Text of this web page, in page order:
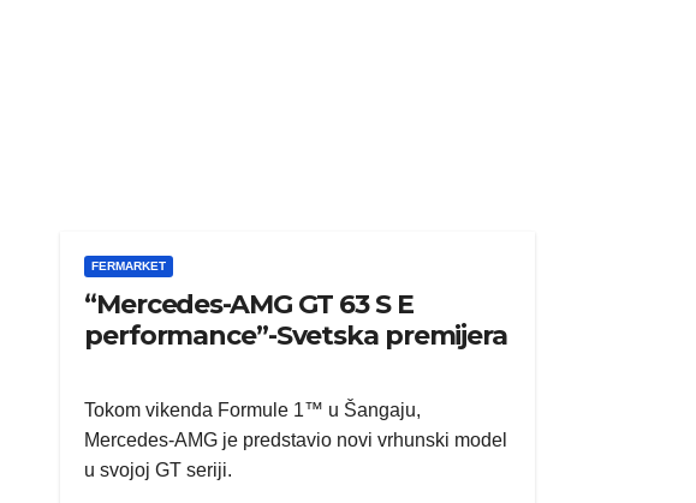
FERMARKET
“Mercedes-AMG GT 63 S E
performance”-Svetska premijera
Tokom vikenda Formule 1™ u Šangaju,
Mercedes-AMG je predstavio novi vrhunski model
u svojoj GT seriji.